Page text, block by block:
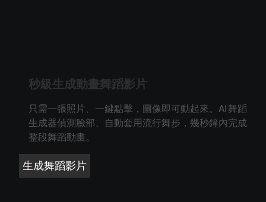
秒級生成動畫舞蹈影片
只需一張照片、一鍵點擊，圖像即可動起來。AI 舞蹈
生成器偵測臉部、自動套用流行舞步，幾秒鐘內完成
整段舞蹈動畫。
生成舞蹈影片